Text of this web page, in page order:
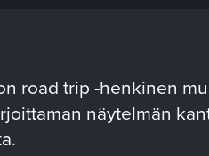
road trip -henkinen
näytelmän